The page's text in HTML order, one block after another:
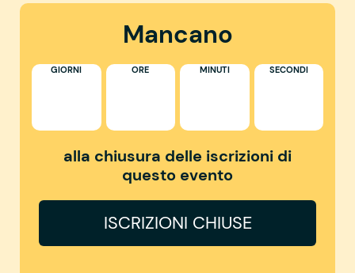
Mancano
GIORNI ORE MINUTI SECONDI
alla chiusura delle iscrizioni di
questo evento
ISCRIZIONI CHIUSE